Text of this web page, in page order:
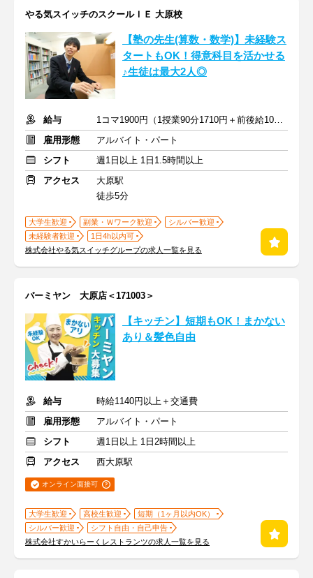
やる気スイッチのスクールＩＥ 大原校
【塾の先生(算数・数学)】未経験ス
タートもOK！得意科目を活かせる
♪生徒は最大2人◎
給与
1コマ1900円（1授業90分1710円＋前後給10分190円）
雇用形態
アルバイト・パート
シフト
週1日以上 1日1.5時間以上
アクセス
大原駅
徒歩5分
大学生歓迎 副業・Ｗワーク歓迎
シルバー歓迎
未経験者歓迎
1日4h以内可
株式会社やる気スイッチグループの求人一覧を見る
バーミヤン 大原店＜171003＞
【キッチン】短期もOK！まかない
あり＆髪色自由
給与
時給1140円以上＋交通費
雇用形態
アルバイト・パート
シフト
週1日以上 1日2時間以上
アクセス
西大原駅
オンライン面接可
大学生歓迎 高校生歓迎
短期（1ヶ月以内OK）
シルバー歓迎
シフト自由・自己申告
株式会社すかいらーくレストランツの求人一覧を見る